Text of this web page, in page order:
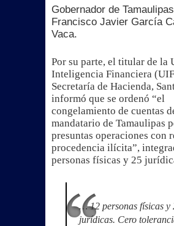
Gobernador de
Francisco Javier García
Vaca.
Por su parte, el titular de la
Inteligencia Financiera
Secretaría de Hacienda,
informó que se ordenó “el
congelamiento de cuentas
mandatario de Tamaulipas
presuntas operaciones con
procedencia ilícita”,
personas físicas y 25
… 12 personas físicas y
jurídicas. Cero